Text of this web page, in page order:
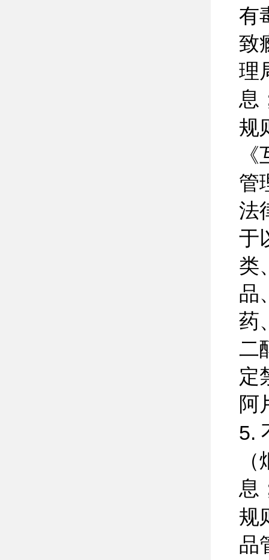
有
致
理
息
规
管
法
于
类
品
药
二
定
阿
5.
息
规
品